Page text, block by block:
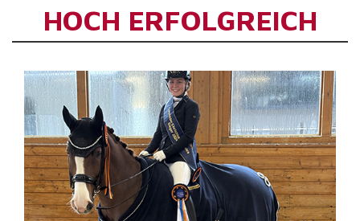
HOCH ERFOLGREICH